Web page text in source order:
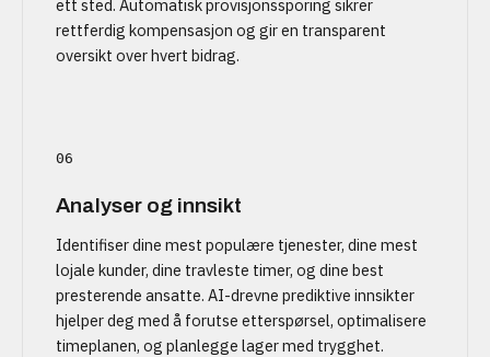
ett sted. Automatisk provisjonssporing sikrer
rettferdig kompensasjon og gir en transparent
oversikt over hvert bidrag.
06
Analyser og innsikt
Identifiser dine mest populære tjenester, dine mest
lojale kunder, dine travleste timer, og dine best
presterende ansatte. AI-drevne prediktive innsikter
hjelper deg med å forutse etterspørsel, optimalisere
timeplanen, og planlegge lager med trygghet.